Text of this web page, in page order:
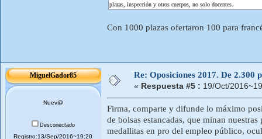
plazas, inspección y otros cuerpos, no solo docentes.
Con 1000 plazas ofertaron 100 para
MiguelGador85
Nuev@
Desconectado
Registro:13/Sep/2016~19:20
Re: Oposiciones 2017. De 2.300
« Respuesta #5 : 19/Oct/
Firma, comparte y difunde lo máximo
de bolsas estancadas, que minan
medallitas en pro del empleo público,